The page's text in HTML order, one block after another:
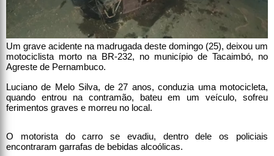
Um grave acidente na madrugada deste domingo (25), deixou um
motociclista morto na BR-232, no município de Tacaimbó, no
Agreste de Pernambuco.
Luciano de Melo Silva, de 27 anos, conduzia uma motocicleta,
quando entrou na contramão, bateu em um veículo, sofreu
ferimentos graves e morreu no local.
O motorista do carro se evadiu, dentro dele os policiais
encontraram garrafas de bebidas alcoólicas.